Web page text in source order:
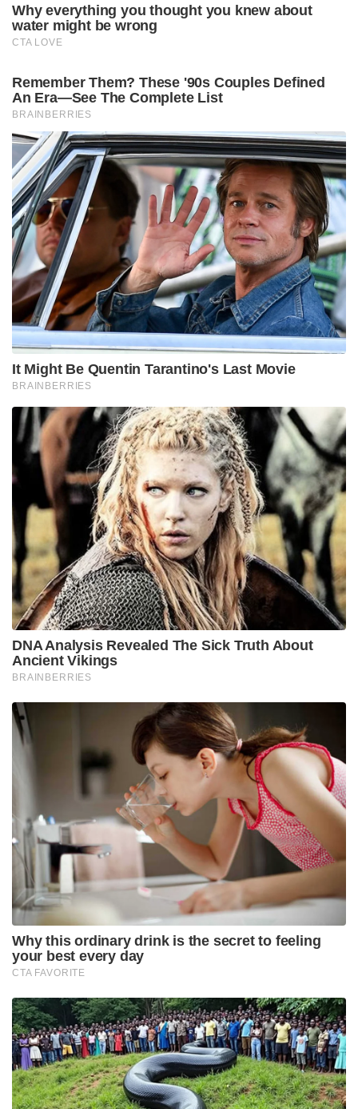
അഹ്ലാദകരമായ ഈ ചരിത്ര സംഭവത്തിൽ മുസ്ലീം
ലീഗാണ് മുനമ്പം പ്രശ്നം ഉണ്ടാക്കിയത്. മുനമ്പം ഭൂമി
വിൽക്കാൻ തീരുമാനിക്കുമ്പോൾ മുസ്ലീം ലീഗുകാരാണ്
ഫറൂഖ് കോളേജ് ട്രസ്റ്റ് ഭരിച്ചിരുന്നത്. മുസ്ലീം ലീഗുകാർ
മുനമ്പത്തെ ജനങ്ങൾക്ക് ഭൂമി വിറ്റ് പണം വാങ്ങി . വിറ്റ
ഭൂമി തിരിച്ചു വഖഫ് ഭൂമിയാണെന്നു പ്രഖ്യാപിക്കുന്നത്
മുസ്ലീം ലീഗിൻ്റെ മതനേതാവായ പാണക്കാട്ട്
തങ്ങളാണ്. മസ്ലീലീഗുകാരാണ് മുനമ്പത്തുകാരിൽ
നിന്നും തിരിച്ചെടുത്തു ഭൂമി വഖഫാക്കണം എന്ന്
ആവശ്യപ്പെട്ടത്.
ഈ ചതിയിൽ, മുസ്ലീങ്ങളെ തൃപ്തിപ്പെടുത്താൻ വേണ്ടി
എൽ ഡി എഫും യു ഡി എഫും പങ്കാളികളായി.
മുനമ്പത്തുകാരെ ചതിക്കാൻ രണ്ടു കൂട്ടരും ഒന്നിച്ചു.
പാണക്കാട്ട് സാദിഖലി ശിഹാബ് തങ്ങൾ കാര്യം
അറിഞ്ഞിട്ടും നിരന്തരം നുണ പ്രചരിപ്പിച്ചു
കൊണ്ടിരിക്കുന്നു. “ഇന്നു മുസ്ലീം പള്ളി; നാളെ
ക്രിസ്ത്യൻ പള്ളി ” തങ്ങൾ നിഷ്കളങ്കമായി
മുന്നറിയിപ്പു നൽകുന്നു. വലഫ് ബില്ലിനെ എതിർത്തത്
അത് നാളെ ക്രിസ്ത്യാനികളെ കൂടി ബാധിക്കും എന്ന
ഭയം കൊണ്ടാണെന്നാണ് തങ്ങളുടെ പുതിയ പ്രചരണം.
തങ്ങളെ, “സത്യം ചിലപ്പോൾ നിൻ്റെ ജനതയ്ക്കും
രാജ്യത്തിനും എതിരായേക്കാം. ചിലപ്പോൾ അത്
നിനക്ക് തന്നെ എതിരായേക്കാം. അപ്പോഴും നീ
സത്യത്തിനു വേണ്ടി നിൽക്കണം. ” ഇത് ഖുർആൻ
വാക്യമാണ്. മറക്കരുത്. ക്രിസ്ത്യൻ വസ്തുവഹകൾ
ഭരിക്കപ്പെടുന്നത് ഇന്ത്യയിൽ നിലനിൽക്കുന്ന സിവിൽ /
ക്രിമിനൽ നിയമം അനുസരിച്ചാണ്. കാനോൻ നിയമം
അനുസരിച്ചില്ല. അതുകൊണ്ടാണ് ഓർത്തഡോക്സ് –
യാക്കോബായ പള്ളി തർക്കത്തിൽ സുപ്രീം കോടതി
വിധി പറഞ്ഞത്. ഇതൊന്നും അറിയാതെയല്ല തങ്ങൾ
മതപരമായ വേർതിരിവുണ്ടാക്കാൻ നുണ പറയുന്നത്.
ഇന്ത്യയിലെ വസ്തുവഹകൾ മതനിയമങ്ങൾക്ക്
അനുസരിച്ചല്ല സിവിൽ ക്രിമിനൽ നിയമങ്ങൾക്ക്
അനുസരിച്ചാകണം ക്രയവിക്രയം ചെയ്യേണ്ടത് എന്ന്
ഈ നിയമം സംശയമില്ലാതെ പ്രഖ്യാപിക്കുന്നു. വഖഫ്
നിയമവും ട്രസ്റ്റ് നിയമവും രണ്ടും രണ്ടാക്കണെന്നു
വ്യക്തമാക്കുന്നു. പഴയ വഖഫ് നിയമത്തിലെ 40-ാം
വകുപ്പ്
ഭരണഘടനാവിരുദ്ധമായിരുന്നു. കാരണം, ആ വകുപ്പ്,
നീതി തേടി കോടതിയെ സമീപിക്കാനുള്ള
പൗരാവകാശം നിക്ഷേധിക്കുന്നു. ആ വകുപ്പ് നീക്കം
ചെയ്തതോടെ സ്വത്തുതർക്കം മൊല്ലമാരല്ല നീതിന്യായ
സംവിധാനമാണ് തീർപ്പ് കല്പിക്കേണ്ടത് എന്ന് ഉറപ്പിച്ചു.
ശരീയത്ത് നിയമത്തിനും മുകളിലാണ് ഭരണഘടന
എന്നു സ്ഥാപിക്കുന്ന നിയമമാണ് ഇന്നലെ പാർലമെൻ്റ്
ചെയ്ത് ആഘോഷമാക്കാം. (ഡോ. കെ. എസ്.
രാധാകൃഷ്ണൻ)
Tags: BJP ks radhakrishnan